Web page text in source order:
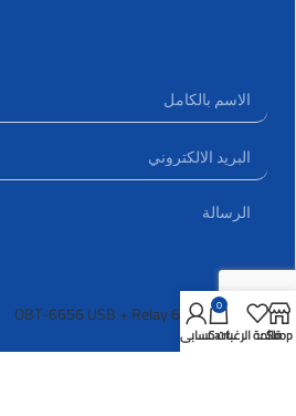
OBT-6656 USB + Relay 6 Zones
Shopقائمة الرغبات
0
Cartحسابي